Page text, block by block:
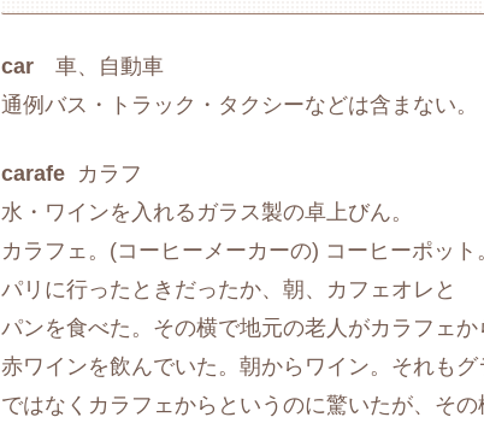
car 車、自動車
通例バス・トラック・タクシーなどは含まない。
carafe カラフ
水・ワインを入れるガラス製の卓上びん。
カラフェ。(コーヒーメーカーの) コーヒーポット
パリに行ったときだったか、朝、カフェオレと
パンを食べた。その横で地元の老人がカラフェか
赤ワインを飲んでいた。朝からワイン。それもグ
ではなくカラフェからというのに驚いたが、その